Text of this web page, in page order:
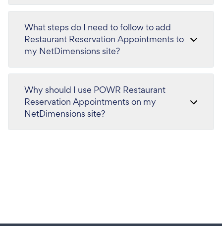
What steps do I need to follow to add
Restaurant Reservation Appointments to
my NetDimensions site?
Why should I use POWR Restaurant
Reservation Appointments on my
NetDimensions site?